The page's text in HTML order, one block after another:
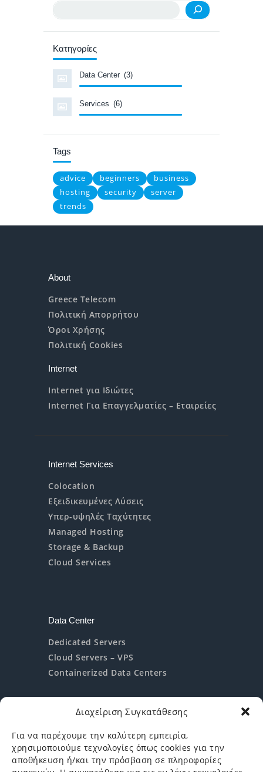
Διαχείριση Συγκατάθεσης
Για να παρέχουμε την καλύτερη εμπειρία,
χρησιμοποιούμε τεχνολογίες όπως cookies για την
αποθήκευση ή/και την πρόσβαση σε πληροφορίες
Κατηγορίες
Data Center (3)
Services (6)
Tags
advice beginners
business
hosting
security
server
trends
About
Greece Telecom
Πολιτική Απορρήτου
Όροι Χρήσης
Πολιτική Cookies
Internet
Internet για Ιδιώτες
Internet Για Επαγγελματίες – Εταιρείες
Internet Services
Colocation
Εξειδικευμένες Λύσεις
Υπερ-υψηλές Ταχύτητες
Managed Hosting
Storage & Backup
Cloud Services
Data Center
Dedicated Servers
Cloud Servers – VPS
Containerized Data Centers
Help & Support
Υποστήριξη
Αίτηση Ενδιαφέροντος